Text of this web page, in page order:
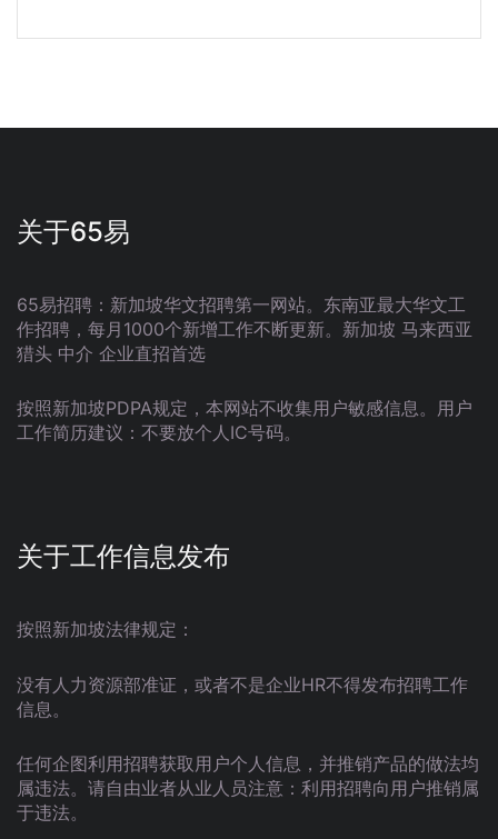
关于65易
65易招聘：新加坡华文招聘第一网站。东南亚最大华文工
作招聘，每月1000个新增工作不断更新。新加坡 马来西亚
猎头 中介 企业直招首选
按照新加坡PDPA规定，本网站不收集用户敏感信息。用户
工作简历建议：不要放个人IC号码。
关于工作信息发布
按照新加坡法律规定：
没有人力资源部准证，或者不是企业HR不得发布招聘工作
信息。
任何企图利用招聘获取用户个人信息，并推销产品的做法均
属违法。请自由业者从业人员注意：利用招聘向用户推销属
于违法。